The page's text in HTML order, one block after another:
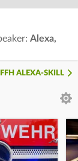
Alexa,
FFH ALEXA-SKILL